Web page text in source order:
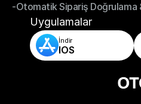
-Mağaza ve Depo Tamamlama
-Otomatik Sipariş Doğrulama
-Otomatik Sipariş Doğrulama
Uygulamalar
İndir
IOS